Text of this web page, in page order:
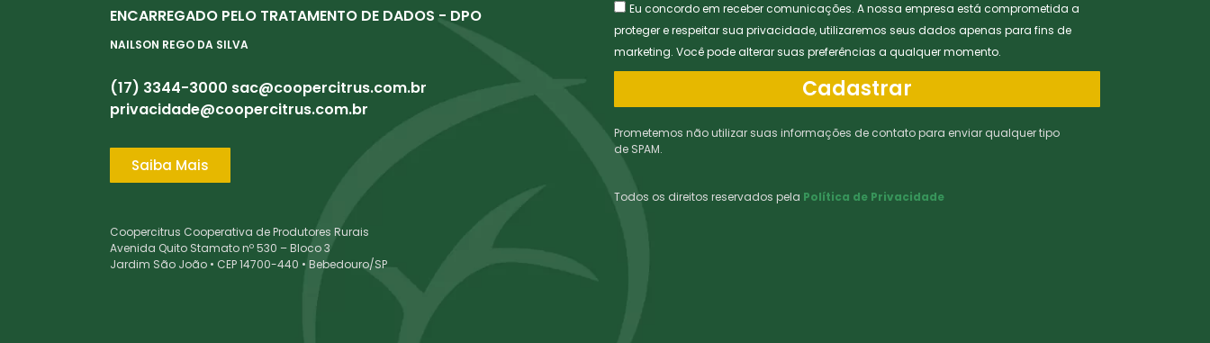
ENCARREGADO PELO TRATAMENTO DE DADOS - DPO
NAILSON REGO DA SILVA
(17) 3344-3000 sac@coopercitrus.com.br
privacidade@coopercitrus.com.br
Saiba Mais
Coopercitrus Cooperativa de Produtores Rurais
Avenida Quito Stamato nº 530 – Bloco 3
Jardim São João • CEP 14700-440 • Bebedouro/SP
Eu concordo em receber comunicações. A nossa empresa está comprometida a
proteger e respeitar sua privacidade, utilizaremos seus dados apenas para fins de
marketing. Você pode alterar suas preferências a qualquer momento.
Cadastrar
Prometemos não utilizar suas informações de contato para enviar qualquer tipo
de SPAM.
Todos os direitos reservados pela Política de Privacidade